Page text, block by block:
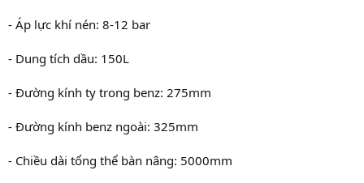
- Áp lực khí nén: 8-12 bar
- Dung tích dầu: 150L
- Đường kính ty trong benz: 275mm
- Đường kính benz ngoài: 325mm
- Chiều dài tổng thể bàn nâng: 5000mm